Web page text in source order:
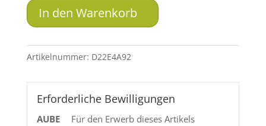
PRINT-
X
zu
MP7
In den Warenkorb
Artikelnummer: D22E4A92
Erforderliche Bewilligungen
AUBE
Für den Erwerb dieses Artikels